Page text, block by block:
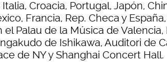
Croacia, Portugal, Japón,
Francia, Rep. Checa y
el Palau de la Música de Valencia,
de Ishikawa, Auditori de
de NY y Shanghai Concert Hall.